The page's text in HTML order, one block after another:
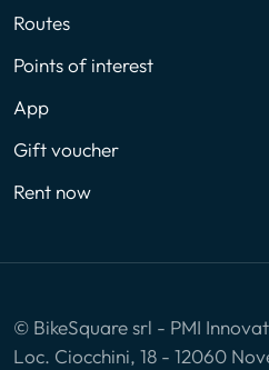
Routes
Points of interest
App
Gift voucher
Rent now
© BikeSquare srl - PMI
Loc. Ciocchini, 18 - 12060